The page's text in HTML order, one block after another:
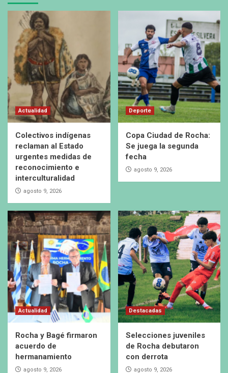
Actualidad
Colectivos indígenas
reclaman al Estado
urgentes medidas de
reconocimiento e
interculturalidad
agosto 9, 2026
Deporte
Copa Ciudad de Rocha:
Se juega la segunda
fecha
agosto 9, 2026
Actualidad
Rocha y Bagé firmaron
acuerdo de
hermanamiento
agosto 9, 2026
Destacadas
Selecciones juveniles
de Rocha debutaron
con derrota
agosto 9, 2026